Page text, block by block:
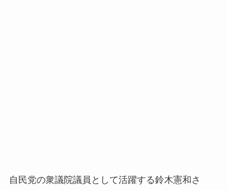
自民党の衆議院議員として活躍する鈴木憲和さ